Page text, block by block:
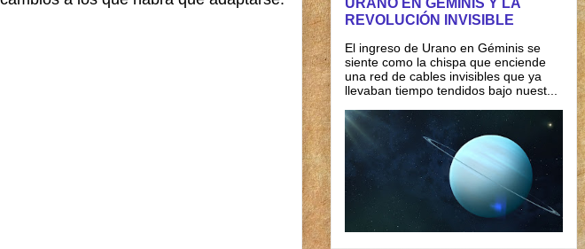
REVOLUCIÓN INVISIBLE
El ingreso de Urano en Géminis se
siente como la chispa que enciende
una red de cables invisibles que ya
llevaban tiempo tendidos bajo nuest...